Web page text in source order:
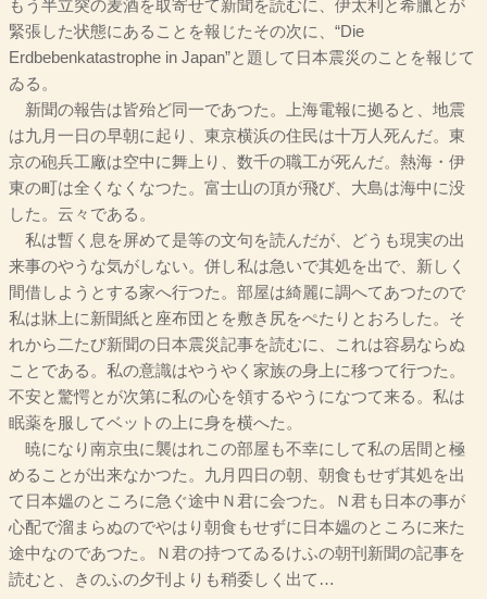
もう半立突の麦酒を取寄せて新聞を読むに、伊太利と希臘とが
緊張した状態にあることを報じたその次に、“Die
Erdbebenkatastrophe in Japan”と題して日本震災のことを報じて
ゐる。
新聞の報告は皆殆ど同一であつた。上海電報に拠ると、地震
は九月一日の早朝に起り、東京横浜の住民は十万人死んだ。東
京の砲兵工廠は空中に舞上り、数千の職工が死んだ。熱海・伊
東の町は全くなくなつた。富士山の頂が飛び、大島は海中に没
した。云々である。
私は暫く息を屏めて是等の文句を読んだが、どうも現実の出
来事のやうな気がしない。併し私は急いで其処を出で、新しく
間借しようとする家へ行つた。部屋は綺麗に調へてあつたので
私は牀上に新聞紙と座布団とを敷き尻をぺたりとおろした。そ
れから二たび新聞の日本震災記事を読むに、これは容易ならぬ
ことである。私の意識はやうやく家族の身上に移つて行つた。
不安と驚愕とが次第に私の心を領するやうになつて来る。私は
眠薬を服してベットの上に身を横へた。
暁になり南京虫に襲はれこの部屋も不幸にして私の居間と極
めることが出来なかつた。九月四日の朝、朝食もせず其処を出
て日本媼のところに急ぐ途中Ｎ君に会つた。Ｎ君も日本の事が
心配で溜まらぬのでやはり朝食もせずに日本媼のところに来た
途中なのであつた。Ｎ君の持つてゐるけふの朝刊新聞の記事を
読むと、きのふの夕刊よりも稍委しく出て…